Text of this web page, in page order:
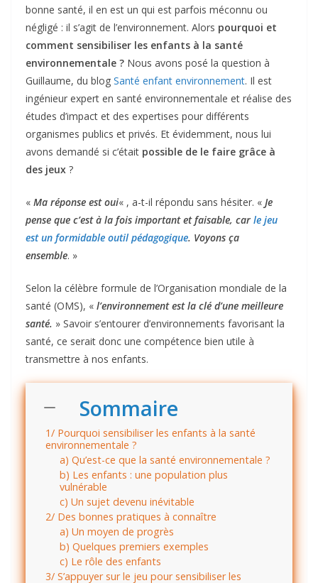
bonne santé, il en est un qui est parfois méconnu ou
négligé : il s’agit de l’environnement. Alors pourquoi et
comment sensibiliser les enfants à la santé
environnementale ? Nous avons posé la question à
Guillaume, du blog Santé enfant environnement. Il est
ingénieur expert en santé environnementale et réalise des
études d’impact et des expertises pour différents
organismes publics et privés. Et évidemment, nous lui
avons demandé si c’était possible de le faire grâce à
des jeux ?
« Ma réponse est oui« , a-t-il répondu sans hésiter. « Je
pense que c’est à la fois important et faisable, car le jeu
est un formidable outil pédagogique. Voyons ça
ensemble. »
Selon la célèbre formule de l’Organisation mondiale de la
santé (OMS), « l’environnement est la clé d’une meilleure
santé. » Savoir s’entourer d’environnements favorisant la
santé, ce serait donc une compétence bien utile à
transmettre à nos enfants.
Sommaire
1/ Pourquoi sensibiliser les enfants à la santé
environnementale ?
a) Qu’est-ce que la santé environnementale ?
b) Les enfants : une population plus
vulnérable
c) Un sujet devenu inévitable
2/ Des bonnes pratiques à connaître
a) Un moyen de progrès
b) Quelques premiers exemples
c) Le rôle des enfants
3/ S’appuyer sur le jeu pour sensibiliser les